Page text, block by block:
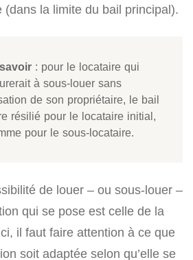
(dans la limite du bail principal).
: pour le locataire qui
à sous-louer sans
de son propriétaire, le bail
résilié pour le locataire initial,
pour le sous-locataire.
de louer – ou sous-louer –
qui se pose est celle de la
il faut faire attention à ce que
soit adaptée selon qu’elle se